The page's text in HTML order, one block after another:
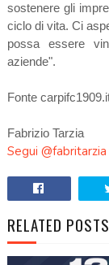
sostenere gli
ciclo di vita. Ci
possa essere
aziende".
Fonte
Fabrizio Tarzia
Segui @fabritarzia
RELATED POSTS